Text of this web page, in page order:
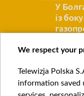
У
із
ЄВРОПА
Item
1
We respect your
Telewizja Polska
information saved